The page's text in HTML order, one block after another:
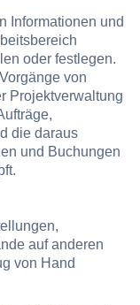
Informationen und
oder festlegen.
von
Projektverwaltung
die daraus
und Buchungen
auf anderen
von Hand